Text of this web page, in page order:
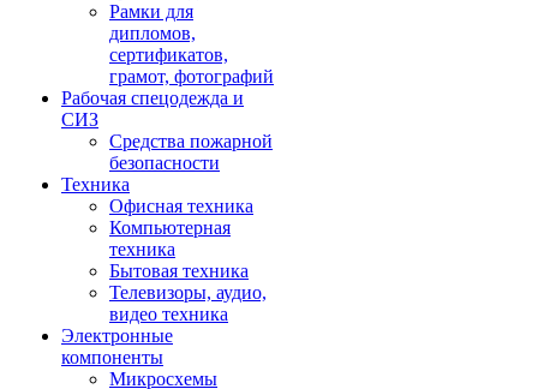
Рамки для
дипломов,
сертификатов,
грамот, фотографий
Рабочая спецодежда и
СИЗ
Средства пожарной
безопасности
Техника
Офисная техника
Компьютерная
техника
Бытовая техника
Телевизоры, аудио,
видео техника
Электронные
компоненты
Микросхемы